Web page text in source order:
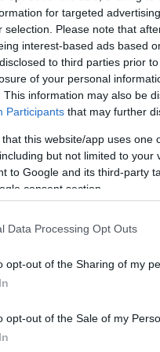
for targeted
selection. Please note that
interest-based ads based
to third parties prior
of your personal
This information may also be
Participants that may further
that this website/app uses
but not limited to
to Google and its third-party
consent section.
Data Processing Opt Outs
opt-out of the Sharing of my
opt-out of the Sale of my
Δυτικοί, σ.σ.) σε
το πράξουμε
χαιρέτισε την
πακέτου
αναλήφθηκαν από
και η Ολλανδία.